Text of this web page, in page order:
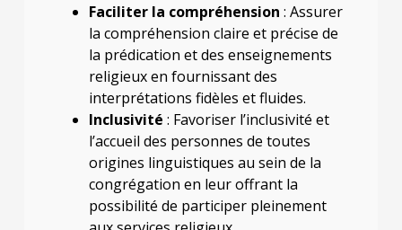
Faciliter la compréhension : Assurer
la compréhension claire et précise de
la prédication et des enseignements
religieux en fournissant des
interprétations fidèles et fluides.
Inclusivité : Favoriser l’inclusivité et
l’accueil des personnes de toutes
origines linguistiques au sein de la
congrégation en leur offrant la
possibilité de participer pleinement